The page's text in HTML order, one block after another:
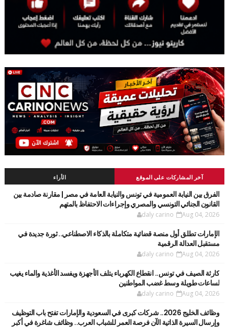
آخر المشاركات على الموقع الأراء
الفرق بين النيابة العمومية في تونس والنيابة العامة في مصر | مقارنة صادمة بين
القانون الجنائي التونسي والمصري وإجراءات الاحتفاظ بالمتهم
daly carino Aug 04, 2026
الإمارات تطلق أول منصة قضائية متكاملة بالذكاء الاصطناعي.. ثورة جديدة في
مستقبل العدالة الرقمية
daly carino Aug 04, 2026
كارثة الصيف في تونس.. انقطاع الكهرباء يتلف الأجهزة ويفسد الأغذية والماء يغيب
لساعات طويلة وسط غضب المواطنين
daly carino Aug 04, 2026
وظائف الخليج 2026.. شركات كبرى في السعودية والإمارات تفتح باب التوظيف
وإرسال السيرة الذاتية الآن فرصة العمر للشباب العرب.. وظائف شاغرة في أكبر